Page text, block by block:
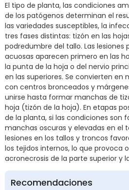
El tipo de planta, las condiciones
de los patógenos determinan el
las variedades susceptibles, la
tres fases distintas: tizón en las
podredumbre del tallo. Las lesiones
acuosas aparecen primero en las
la punta de la hoja o del nervio
en las superiores. Se convierten en
con centros bronceados y
unirse hasta formar manchas de
hoja (tizón de la hoja). En etapas
de la planta, si las condiciones son
manchas oscuras y elevadas en el
lesiones en los tallos y troncos
los tejidos internos, lo que provoca
acronecrosis de la parte superior y
Recomendaciones